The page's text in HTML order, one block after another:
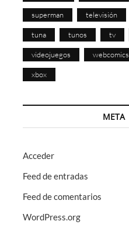
superman televisión
tuna tunos tv
videojuegos webcomics
xbox
META
Acceder
Feed de entradas
Feed de comentarios
WordPress.org